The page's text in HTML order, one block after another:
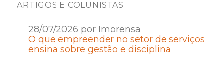
ARTIGOS E COLUNISTAS
28/07/2026 por Imprensa
O que empreender no setor de serviços
ensina sobre gestão e disciplina